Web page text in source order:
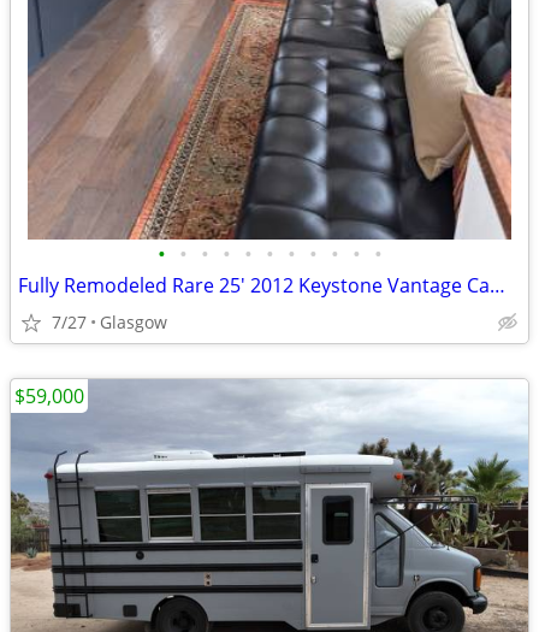
• • • • • • • • • • •
Fully Remodeled Rare 25' 2012 Keystone Vantage Camper
7/27 Glasgow
$59,000